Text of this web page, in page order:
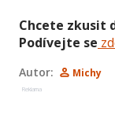
Chcete zkusit
Podívejte se
Autor: Michy
Reklama